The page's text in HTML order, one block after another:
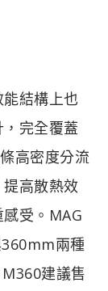
結構上也
完全覆蓋
高密度分流
高散熱效
受。MAG
兩種
建議售